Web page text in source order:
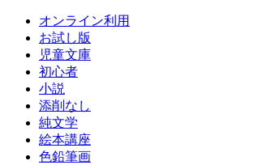
オンライン利用
お試し版
児童文庫
初心者
小説
添削なし
純文学
絵本講座
色鉛筆画